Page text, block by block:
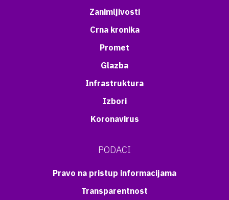
Zanimljivosti
Crna kronika
Promet
Glazba
Infrastruktura
Izbori
Koronavirus
PODACI
Pravo na pristup informacijama
Transparentnost